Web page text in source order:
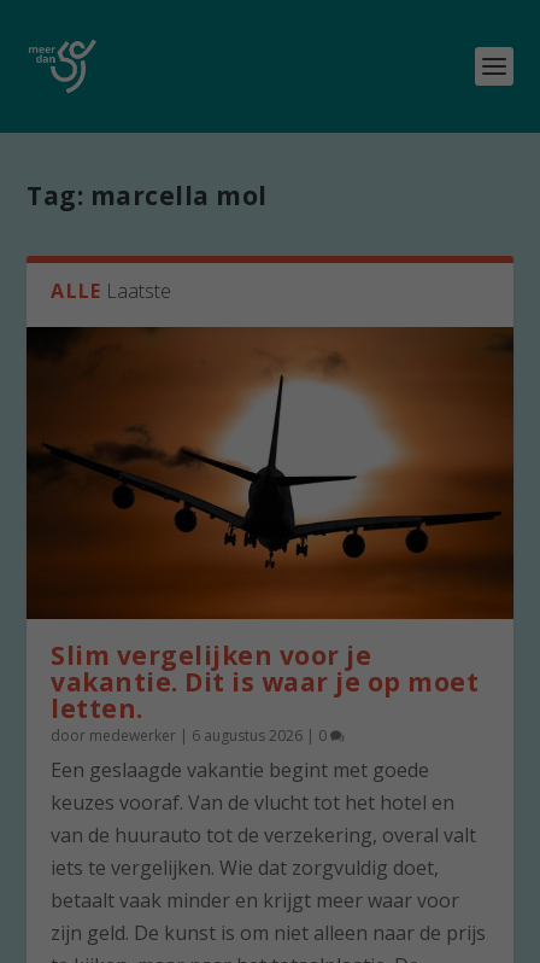
Tag: marcella mol
ALLE Laatste
Slim vergelijken voor je
vakantie. Dit is waar je op moet
letten.
door medewerker | 6 augustus 2026 | 0
Een geslaagde vakantie begint met goede
keuzes vooraf. Van de vlucht tot het hotel en
van de huurauto tot de verzekering, overal valt
iets te vergelijken. Wie dat zorgvuldig doet,
betaalt vaak minder en krijgt meer waar voor
zijn geld. De kunst is om niet alleen naar de prijs